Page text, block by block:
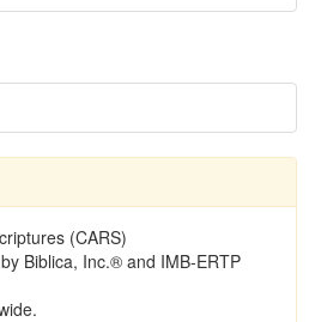
(CARS)
Biblica, Inc.® and IMB-ERTP